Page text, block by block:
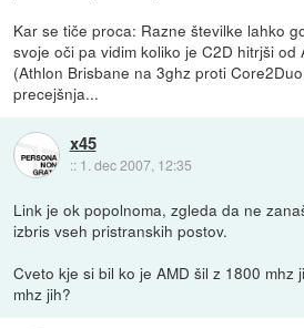
Kar se tiče proca: Razne številke lahko
svoje oči pa vidim koliko je C2D hitrjši od
(Athlon Brisbane na 3ghz proti
precejšnja...
x45
:: 1. dec 2007, 12:35
Link je ok popolnoma, zgleda da ne
izbris vseh pristranskih postov.
Cveto kje si bil ko je AMD šil z 1800 mhz
mhz jih?